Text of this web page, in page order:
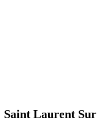
Saint Laurent